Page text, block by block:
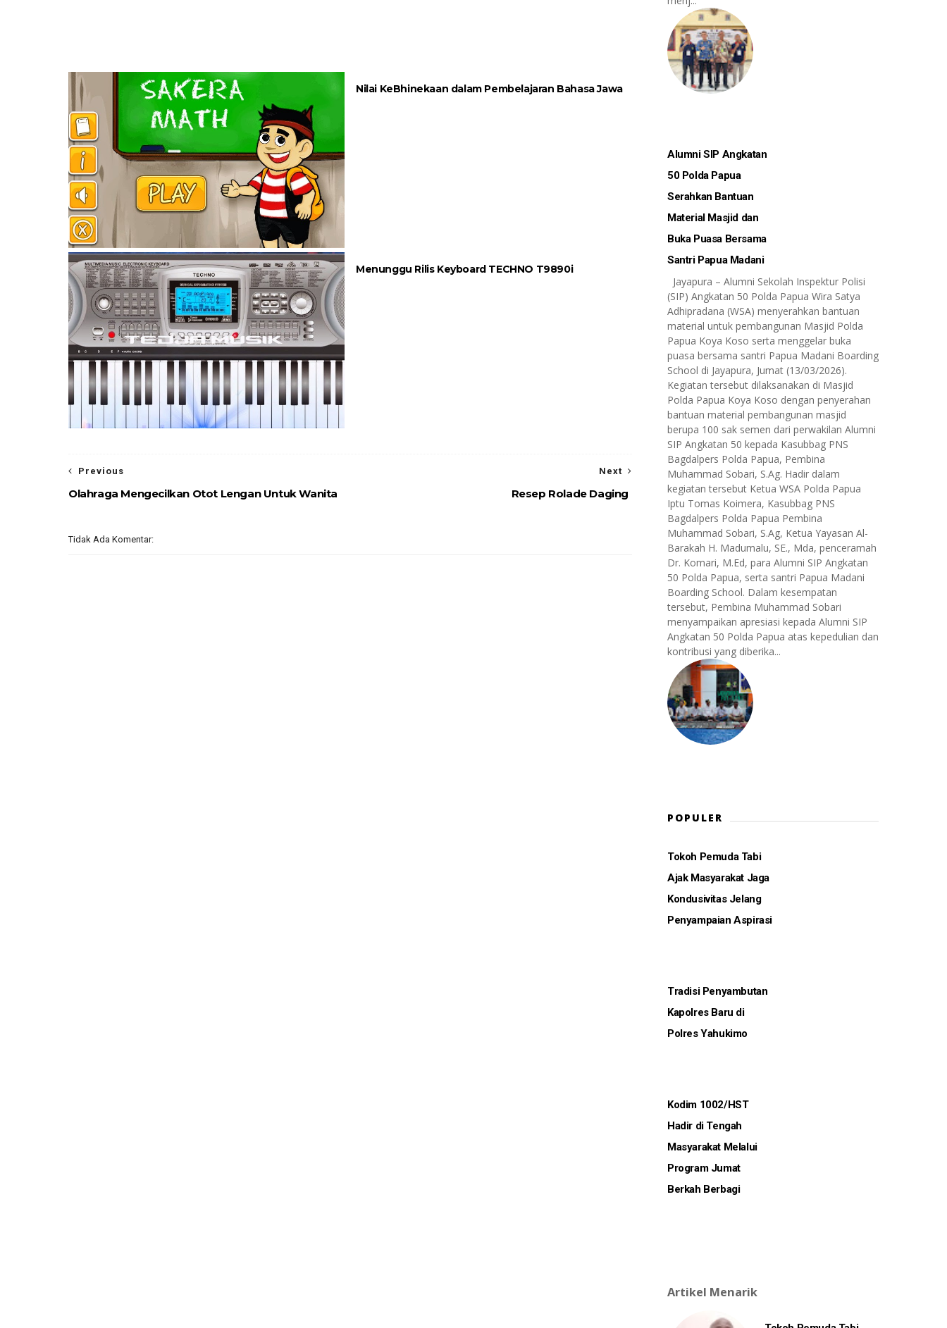
Nilai KeBhinekaan dalam Pembelajaran Bahasa Jawa
Menunggu Rilis Keyboard TECHNO T9890i
Next
Resep Rolade Daging
Previous
Olahraga Mengecilkan Otot Lengan Untuk Wanita
Tidak Ada Komentar:
Alumni SIP Angkatan
50 Polda Papua
Serahkan Bantuan
Material Masjid dan
Buka Puasa Bersama
Santri Papua Madani
Jayapura – Alumni Sekolah Inspektur Polisi
(SIP) Angkatan 50 Polda Papua Wira Satya
Adhipradana (WSA) menyerahkan bantuan
material untuk pembangunan Masjid Polda
Papua Koya Koso serta menggelar buka
puasa bersama santri Papua Madani Boarding
School di Jayapura, Jumat (13/03/2026).
Kegiatan tersebut dilaksanakan di Masjid
Polda Papua Koya Koso dengan penyerahan
bantuan material pembangunan masjid
berupa 100 sak semen dari perwakilan Alumni
SIP Angkatan 50 kepada Kasubbag PNS
Bagdalpers Polda Papua, Pembina
Muhammad Sobari, S.Ag. Hadir dalam
kegiatan tersebut Ketua WSA Polda Papua
Iptu Tomas Koimera, Kasubbag PNS
Bagdalpers Polda Papua Pembina
Muhammad Sobari, S.Ag, Ketua Yayasan Al-
Barakah H. Madumalu, SE., Mda, penceramah
Dr. Komari, M.Ed, para Alumni SIP Angkatan
50 Polda Papua, serta santri Papua Madani
Boarding School. Dalam kesempatan
tersebut, Pembina Muhammad Sobari
menyampaikan apresiasi kepada Alumni SIP
Angkatan 50 Polda Papua atas kepedulian dan
kontribusi yang diberika...
POPULER
Tokoh Pemuda Tabi
Ajak Masyarakat Jaga
Kondusivitas Jelang
Penyampaian Aspirasi
Tradisi Penyambutan
Kapolres Baru di
Polres Yahukimo
Kodim 1002/HST
Hadir di Tengah
Masyarakat Melalui
Program Jumat
Berkah Berbagi
Artikel Menarik